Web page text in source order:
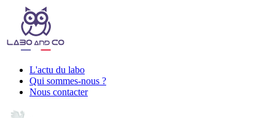
L'actu du labo
Qui sommes-nous ?
Nous contacter